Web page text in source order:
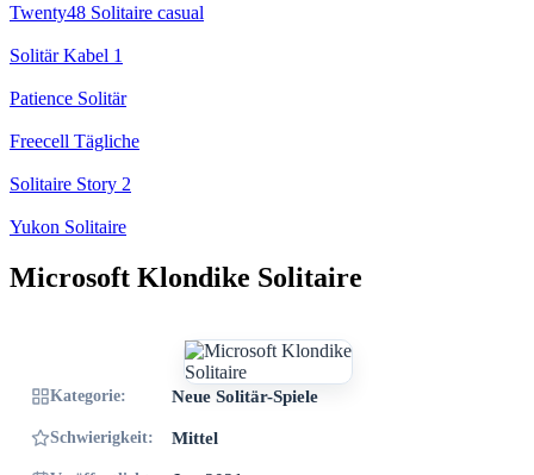
Twenty48 Solitaire casual
Solitär Kabel 1
Patience Solitär
Freecell Tägliche
Solitaire Story 2
Yukon Solitaire
Microsoft Klondike Solitaire
Kategorie: Neue Solitär-Spiele
Schwierigkeit: Mittel